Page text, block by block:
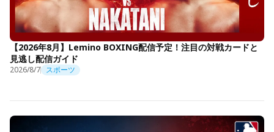
【2026年8月】Lemino BOXING配信予定！注目の対戦カードと
見逃し配信ガイド
2026/8/7 スポーツ